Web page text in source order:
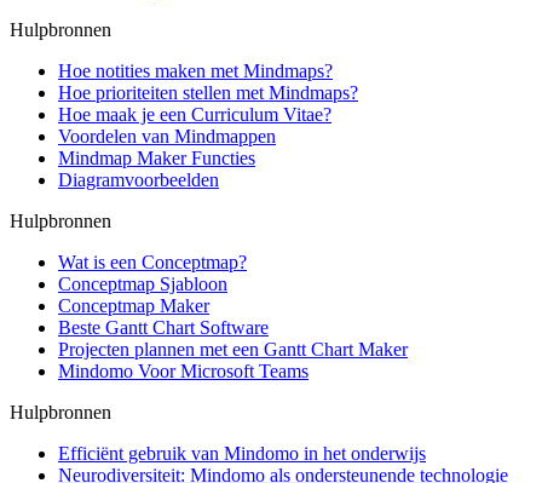
Hulpbronnen
Hoe notities maken met Mindmaps?
Hoe prioriteiten stellen met Mindmaps?
Hoe maak je een Curriculum Vitae?
Voordelen van Mindmappen
Mindmap Maker Functies
Diagramvoorbeelden
Hulpbronnen
Wat is een Conceptmap?
Conceptmap Sjabloon
Conceptmap Maker
Beste Gantt Chart Software
Projecten plannen met een Gantt Chart Maker
Mindomo Voor Microsoft Teams
Hulpbronnen
Efficiënt gebruik van Mindomo in het onderwijs
Neurodiversiteit: Mindomo als ondersteunende technologie